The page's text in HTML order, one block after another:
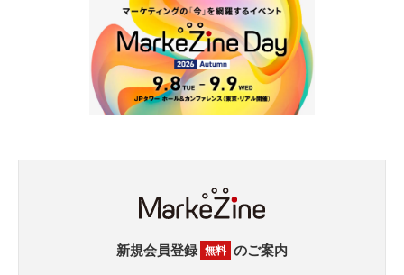
新規会員登録 無料 のご案内